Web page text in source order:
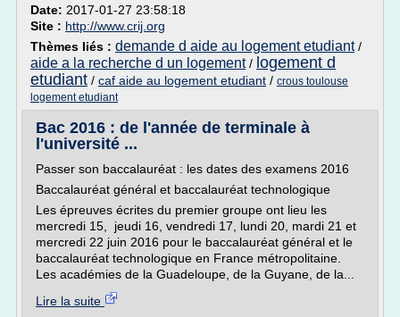
Date: 2017-01-27 23:58:18
Site : http://www.crij.org
Thèmes liés : demande d aide au logement etudiant/
aide a la recherche d un logement/ logement d
etudiant / caf aide au logement etudiant / crous toulouse
logement etudiant
Bac 2016 : de l'année de terminale à
l'université ...
Passer son baccalauréat : les dates des examens 2016
Baccalauréat général et baccalauréat technologique
Les épreuves écrites du premier groupe ont lieu les
mercredi 15, jeudi 16, vendredi 17, lundi 20, mardi 21 et
mercredi 22 juin 2016 pour le baccalauréat général et le
baccalauréat technologique en France métropolitaine.
Les académies de la Guadeloupe, de la Guyane, de la...
Lire la suite